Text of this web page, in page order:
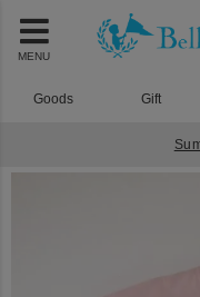
MENU
Goods Gift
プリティパ